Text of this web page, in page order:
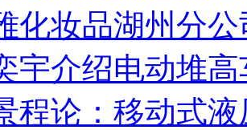
化妆品湖州分
宇介绍电动堆
程论：移动式